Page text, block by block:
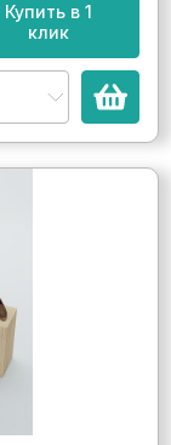
Купить в 1
клик